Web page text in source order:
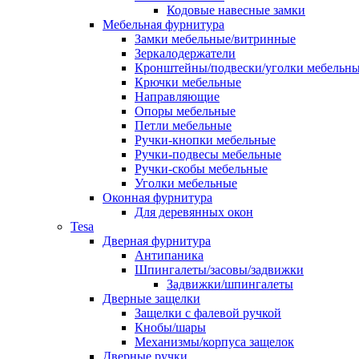
Кодовые навесные замки
Мебельная фурнитура
Замки мебельные/витринные
Зеркалодержатели
Кронштейны/подвески/уголки
Крючки мебельные
Направляющие
Опоры мебельные
Петли мебельные
Ручки-кнопки мебельные
Ручки-подвесы мебельные
Ручки-скобы мебельные
Уголки мебельные
Оконная фурнитура
Для деревянных окон
Tesa
Дверная фурнитура
Антипаника
Шпингалеты/засовы/задвижки
Задвижки/шпингалеты
Дверные защелки
Защелки с фалевой ручкой
Кнобы/шары
Механизмы/корпуса защелок